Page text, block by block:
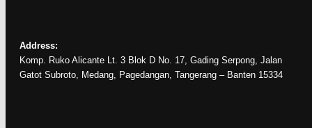
Address:
Komp. Ruko Alicante Lt. 3 Blok D No. 17, Gading Serpong, Jalan
Gatot Subroto, Medang, Pagedangan, Tangerang – Banten 15334